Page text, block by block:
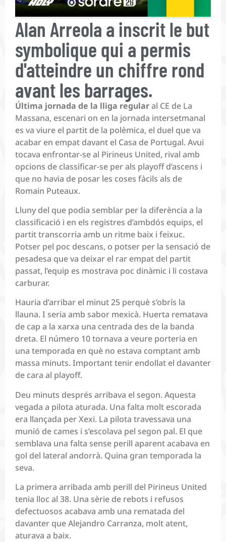
Alan Arreola a inscrit le but
symbolique qui a permis
d'atteindre un chiffre rond
avant les barrages.
Última jornada de la lliga regularal CE de La
Massana, escenari on en la jornada intersetmanal
es va viure el partit de la polèmica, el duel que va
acabar en empat davant el Casa de Portugal. Avui
tocava enfrontar-se al Pirineus United, rival amb
opcions de classificar-se per als playoff d’ascens i
que no havia de posar les coses fàcils als de
Romain Puteaux.
Lluny del que podia semblar per la diferència a la
classificació i en els registres d’ambdós equips, el
partit transcorria amb un ritme baix i feixuc.
Potser pel poc descans, o potser per la sensació de
pesadesa que va deixar el rar empat del partit
passat, l’equip es mostrava poc dinàmic i li costava
carburar.
Hauria d’arribar el minut 25 perquè s’obrís la
llauna. I seria amb sabor mexicà. Huerta rematava
de cap a la xarxa una centrada des de la banda
dreta. El número 10 tornava a veure porteria en
una temporada en què no estava comptant amb
massa minuts. Important tenir endollat el davanter
de cara al playoff.
Deu minuts després arribava el segon. Aquesta
vegada a pilota aturada. Una falta molt escorada
era llançada per Xexi. La pilota travessava una
munió de cames i s’escolava pel segon pal. El que
semblava una falta sense perill aparent acabava en
gol del lateral andorrà. Quina gran temporada la
seva.
La primera arribada amb perill del Pirineus United
tenia lloc al 38. Una sèrie de rebots i refusos
defectuosos acabava amb una rematada del
davanter que Alejandro Carranza, molt atent,
aturava a baix.